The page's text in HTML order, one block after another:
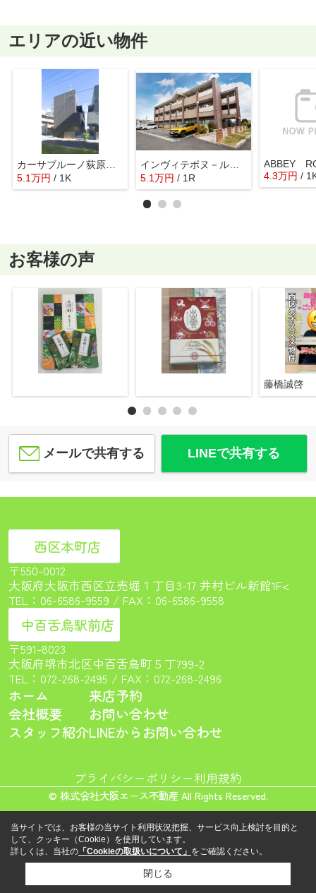
エリアの近い物件
カーサブルーノ荻原天神ネット
5.1万円 / 1K
インヴィテボヌ－ルＩ番館
5.1万円 / 1R
ABBEY
4.3万円 /
お客様の声
藤橋誠啓
メールで共有する LINEで共有する
西区本町店
〒550-0012
大阪府大阪市西区立売堀１丁目3-17 井村ビル新館1F<
TEL： 06-6586-9559 / FAX：06-6586-9558
中百舌鳥駅前店
〒591-8023
大阪府堺市北区中百舌鳥町５丁799-2
TEL： 072-268-2495 / FAX：072-268-2496
ホーム
会社概要
スタッフ紹介
来店予約
お問い合わせ
LINEからお問い合わせ
プライバシーポリシー利用規約
© 株式会社大阪エース不動産 All Rights Reserved.
当サイトでは、お客様の当サイト利用状況把握、サービス向上検討を目的と
して、クッキー（Cookie）を使用しています。
詳しくは、当社の 「Cookieの取扱いについて」 をご確認ください。
閉じる